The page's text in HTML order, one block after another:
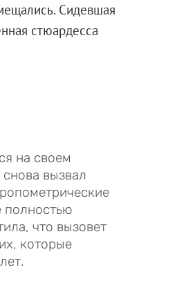
Сидевшая
стюардесса
на своем
вызвал
полностью
что вызовет
которые